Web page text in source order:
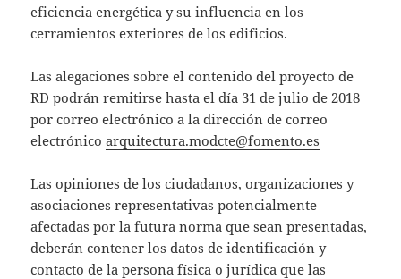
eficiencia energética y su influencia en los
cerramientos exteriores de los edificios.
Las alegaciones sobre el contenido del proyecto de
RD podrán remitirse hasta el día 31 de julio de 2018
por correo electrónico a la dirección de correo
electrónicoarquitectura.modcte@fomento.es
Las opiniones de los ciudadanos, organizaciones y
asociaciones representativas potencialmente
afectadas por la futura norma que sean presentadas,
deberán contener los datos de identificación y
contacto de la persona física o jurídica que las